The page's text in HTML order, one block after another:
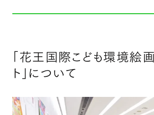
「花王国際こども環境絵
ト」について